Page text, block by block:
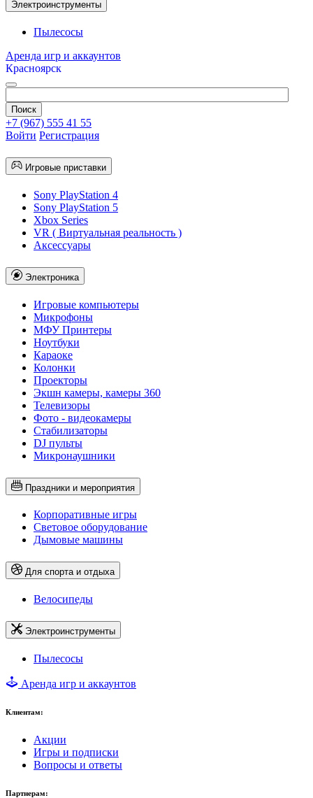
Электроинструменты
Пылесосы
Аренда игр и аккаунтов
Красноярск
+7 (967) 555 41 55
Войти Регистрация
Игровые приставки
Sony PlayStation 4
Sony PlayStation 5
Xbox Series
VR ( Виртуальная реальность )
Аксессуары
Электроника
Игровые компьютеры
Микрофоны
МФУ Принтеры
Ноутбуки
Караоке
Колонки
Проекторы
Экшн камеры, камеры 360
Телевизоры
Фото - видеокамеры
Стабилизаторы
DJ пульты
Микронаушники
Праздники и мероприятия
Корпоративные игры
Световое оборудование
Дымовые машины
Для спорта и отдыха
Велосипеды
Электроинструменты
Пылесосы
Аренда игр и аккаунтов
Клиентам:
Акции
Игры и подписки
Вопросы и ответы
Партнерам: